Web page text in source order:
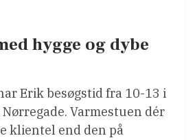
hygge og dybe
Erik besøgstid fra 10-13 i
Varmestuen dér
klientel end den på